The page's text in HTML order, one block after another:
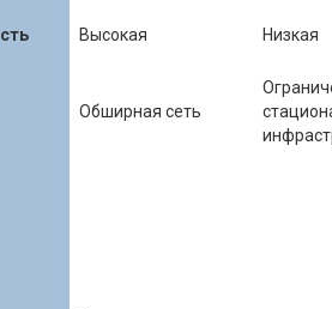
Высокая Низкая
Обширная сеть